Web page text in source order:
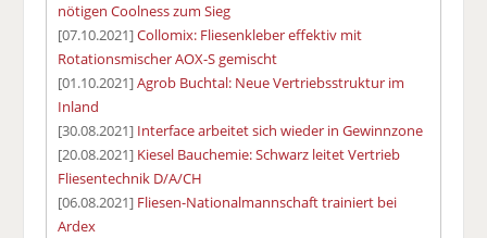
nötigen Coolness zum Sieg
[07.10.2021]Collomix: Fliesenkleber effektiv mit
Rotationsmischer AOX-S gemischt
[01.10.2021]Agrob Buchtal: Neue Vertriebsstruktur im
Inland
[30.08.2021] Interface arbeitet sich wieder in Gewinnzone
[20.08.2021] Kiesel Bauchemie: Schwarz leitet Vertrieb
Fliesentechnik D/A/CH
[06.08.2021] Fliesen-Nationalmannschaft trainiert bei
Ardex